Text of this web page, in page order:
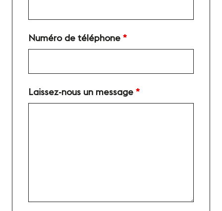
Numéro de téléphone *
Laissez-nous un message *